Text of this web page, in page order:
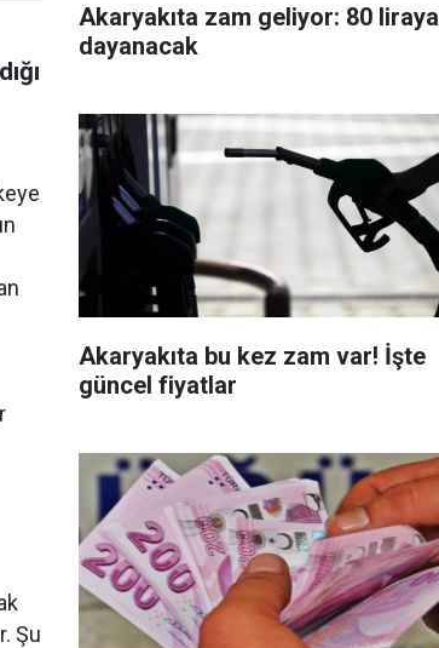
Şu
Akaryakıta zam geliyor: 80 liraya
dayanacak
Akaryakıta bu kez zam var! İşte
güncel fiyatlar